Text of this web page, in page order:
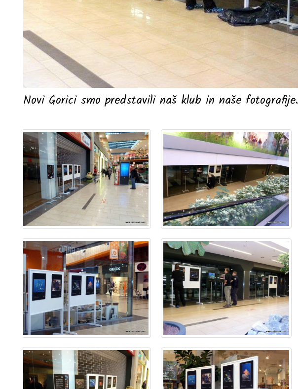
Novi Gorici smo predstavili naš klub in naše fotografije.